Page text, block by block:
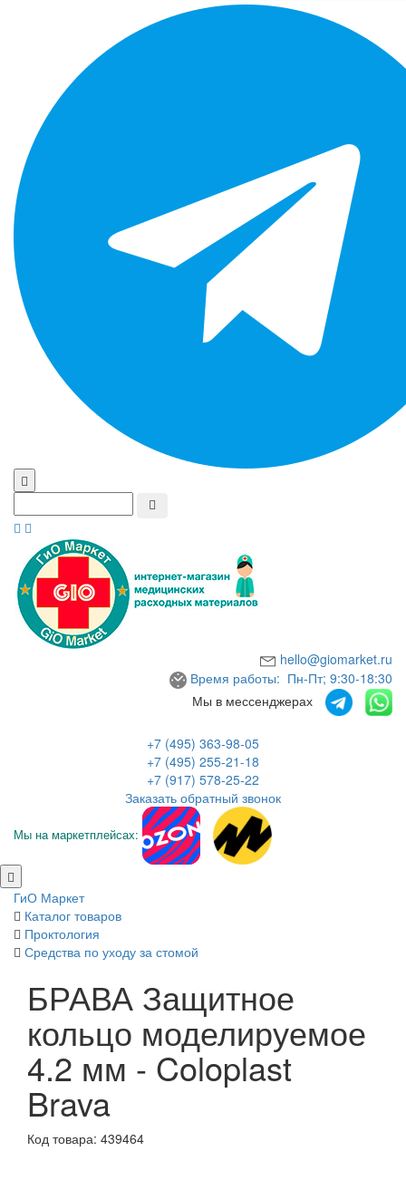
hello@giomarket.ru
Время работы: Пн-Пт; 9:30-18:30
Мы в мессенджерах
+7 (495) 363-98-05
+7 (495) 255-21-18
+7 (917) 578-25-22
Заказать обратный звонок
Мы на маркетплейсах:
ГиО Маркет
Каталог товаров
Проктология
Средства по уходу за стомой
БРАВА Защитное
кольцо моделируемое
4.2 мм - Coloplast
Brava
Код товара: 439464